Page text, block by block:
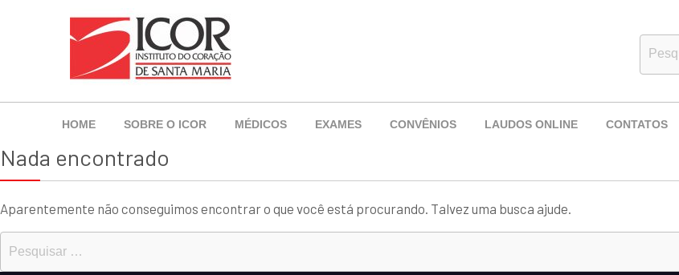
HOME SOBRE O ICOR MÉDICOS EXAMES CONVÊNIOS LAUDOS ONLINE CONTATOS
Nada encontrado
Aparentemente não conseguimos encontrar o que você está procurando. Talvez uma busca ajude.